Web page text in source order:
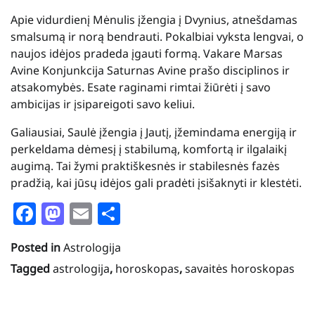
Apie vidurdienį Mėnulis įžengia į Dvynius, atnešdamas
smalsumą ir norą bendrauti. Pokalbiai vyksta lengvai, o
naujos idėjos pradeda įgauti formą. Vakare Marsas
Avine Konjunkcija Saturnas Avine prašo disciplinos ir
atsakomybės. Esate raginami rimtai žiūrėti į savo
ambicijas ir įsipareigoti savo keliui.
Galiausiai, Saulė įžengia į Jautį, įžemindama energiją ir
perkeldama dėmesį į stabilumą, komfortą ir ilgalaikį
augimą. Tai žymi praktiškesnės ir stabilesnės fazės
pradžią, kai jūsų idėjos gali pradėti įsišaknyti ir klestėti.
Facebook
Mastodon
Email
Posted inAstrologija
Taggedastrologija, horoskopas,savaitės horoskopas